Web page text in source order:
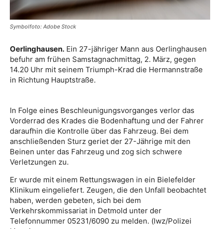
Symbolfoto: Adobe Stock
Oerlinghausen. Ein 27-jähriger Mann aus Oerlinghausen
befuhr am frühen Samstagnachmittag, 2. März, gegen
14.20 Uhr mit seinem Triumph-Krad die Hermannstraße
in Richtung Hauptstraße.
In Folge eines Beschleunigungsvorganges verlor das
Vorderrad des Krades die Bodenhaftung und der Fahrer
daraufhin die Kontrolle über das Fahrzeug. Bei dem
anschließenden Sturz geriet der 27-Jährige mit den
Beinen unter das Fahrzeug und zog sich schwere
Verletzungen zu.
Er wurde mit einem Rettungswagen in ein Bielefelder
Klinikum eingeliefert. Zeugen, die den Unfall beobachtet
haben, werden gebeten, sich bei dem
Verkehrskommissariat in Detmold unter der
Telefonnummer 05231/6090 zu melden. (lwz/Polizei